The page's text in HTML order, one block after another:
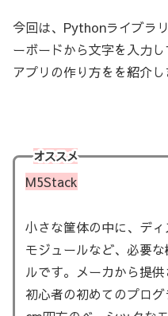
今回は、Pythonライブラ
ーボードから文字を入力
アプリの作り方をを紹介し
オススメ
M5Stack
小さな筐体の中に、デ
モジュールなど、必要
ルです。メーカから提供
初心者の初めてのプロ